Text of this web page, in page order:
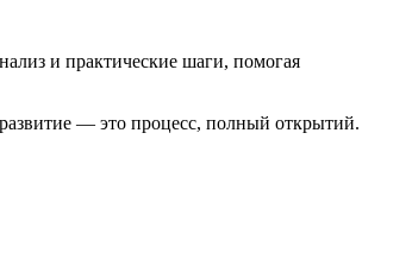
и практические шаги, помогая
— это процесс, полный открытий.